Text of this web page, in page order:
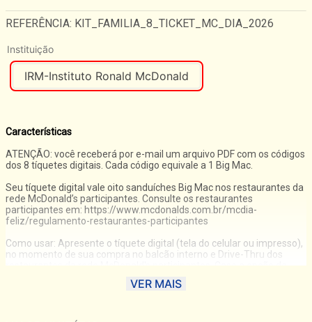
REFERÊNCIA: KIT_FAMILIA_8_TICKET_MC_DIA_2026
Instituição
IRM-Instituto Ronald McDonald
Características
ATENÇÃO: você receberá por e-mail um arquivo PDF com os códigos
dos 8 tíquetes digitais. Cada código equivale a 1 Big Mac.
Seu tíquete digital vale oito sanduíches Big Mac nos restaurantes da
rede McDonald’s participantes. Consulte os restaurantes
participantes em: https://www.mcdonalds.com.br/mcdia-
feliz/regulamento-restaurantes-participantes
Como usar: Apresente o tíquete digital (tela do celular ou impresso),
no momento de sua compra no balcão interno e Drive-Thru dos
será abatido do valor total da McOferta.
VER MAIS